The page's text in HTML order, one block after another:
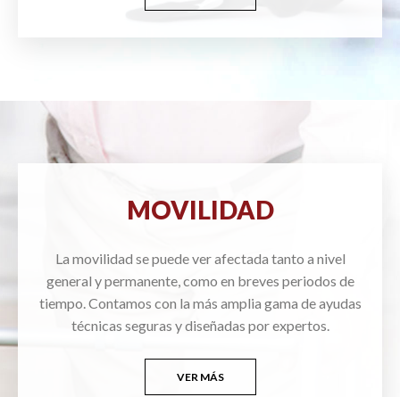
MOVILIDAD
La movilidad se puede ver afectada tanto a nivel
general y permanente, como en breves periodos de
tiempo. Contamos con la más amplia gama de ayudas
técnicas seguras y diseñadas por expertos.
VER MÁS